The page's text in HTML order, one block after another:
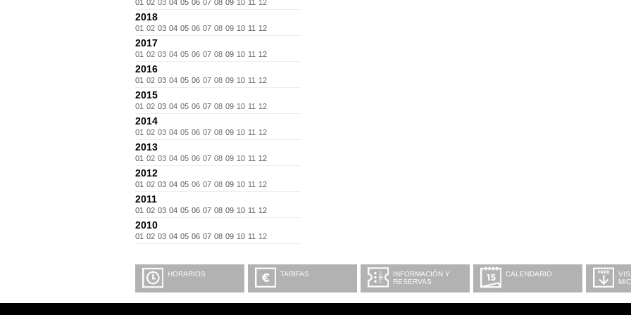
01 02 03 04 05 06 07 08 09 10 11 12
2018
01 02 03 04 05 06 07 08 09 10 11 12
2017
01 02 03 04 05 06 07 08 09 10 11 12
2016
01 02 03 04 05 06 07 08 09 10 11 12
2015
01 02 03 04 05 06 07 08 09 10 11 12
2014
01 02 03 04 05 06 07 08 09 10 11 12
2013
01 02 03 04 05 06 07 08 09 10 11 12
2012
01 02 03 04 05 06 07 08 09 10 11 12
2011
01 02 03 04 05 06 07 08 09 10 11 12
2010
01 02 03 04 05 06 07 08 09 10 11 12
HORARIOS TARIFAS
INFORMACIÓN Y
RESERVAS
CALENDARIO